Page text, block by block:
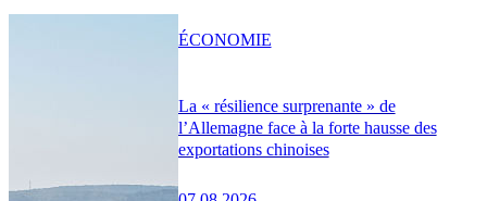
La « résilience surprenante » de
l’Allemagne face à la forte hausse des
exportations chinoises
ÉCONOMIE